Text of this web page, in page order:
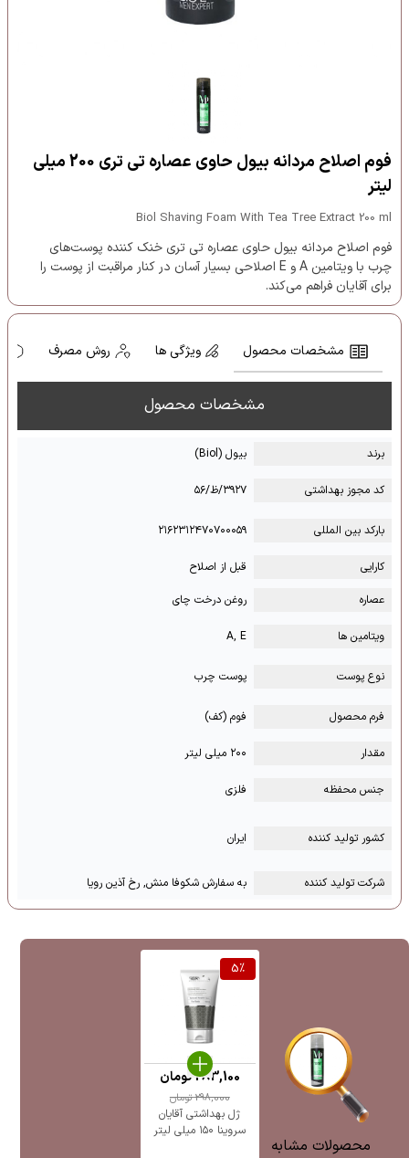
فوم اصلاح مردانه بیول حاوی عصاره تی تری 200 میلی
لیتر
Biol Shaving Foam With Tea Tree Extract 200 ml
فوم اصلاح مردانه بیول حاوی عصاره تی تری خنک کننده پوست‌های
چرب با ویتامین A و E اصلاحی بسیار آسان در کنار مراقبت از پوست را
برای آقایان فراهم می‌کند.
مشخصات محصول ویژگی ها روش مصرف
مشخصات محصول
برند بیول (Biol)
کد مجوز بهداشتی ۳۹۲۷/ظ/۵۶
بارکد بین المللی ۲۱۶۲۳۱۲۴۷۰۷۰۰۰۵۹
کارایی
قبل از اصلاح
عصاره
روغن درخت چای
ویتامین ها A, E
نوع پوست پوست چرب
فرم محصول فوم (کف)
مقدار ۲۰۰ میلی لیتر
جنس محفظه فلزی
کشور تولید کننده ایران
شرکت تولید کننده به سفارش شکوفا منش, رخ آذین رویا
محصولات مشابه
5%
ژل بهداشتی آقایان
سروینا ۱۵۰ میلی لیتر
298,000تومان
283,100تومان